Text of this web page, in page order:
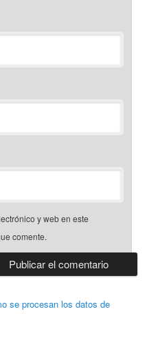
y web en este
comente.
se procesan los datos de